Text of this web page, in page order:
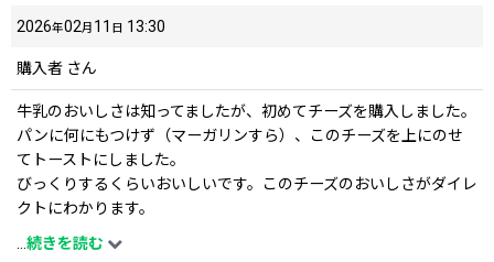
2026年02月 11 日 13:30
購入者 さん
牛乳のおいしさは知ってましたが、初めてチーズを購入しました。
パンに何にもつけず（マーガリンすら）、このチーズを上にのせ
てトーストにしました。
びっくりするくらいおいしいです。このチーズのおいしさがダイレ
クトにわかります。
何にもつけないほうがいいです。まずはチーズだけがいいです。
また購入したいと思います。
...続きを読む